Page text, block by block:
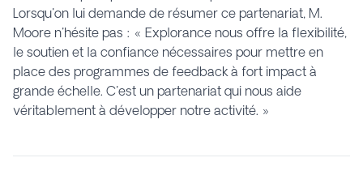
Lorsqu'on lui demande de résumer ce partenariat, M.
Moore n'hésite pas : « Explorance nous offre la flexibilité,
le soutien et la confiance nécessaires pour mettre en
place des programmes de feedback à fort impact à
grande échelle. C'est un partenariat qui nous aide
véritablement à développer notre activité. »